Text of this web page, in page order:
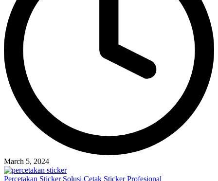
March 5, 2024
Percetakan Sticker Solusi Cetak Sticker Profesional